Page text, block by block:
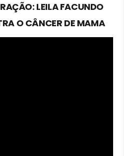
LEILA FACUNDO
O CÂNCER DE MAMA